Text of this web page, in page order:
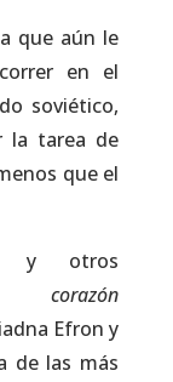
que aún le
en el
soviético,
la tarea de
que el
y otros
corazón
Efron y
de las más